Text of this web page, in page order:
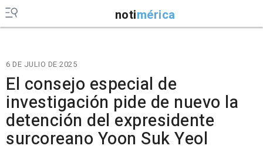
notimérica
6 DE JULIO DE 2025
El consejo especial de
investigación pide de nuevo la
detención del expresidente
surcoreano Yoon Suk Yeol